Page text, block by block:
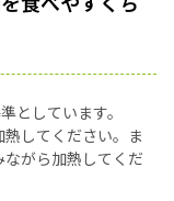
としています。
してください。ま
がら加熱してくだ